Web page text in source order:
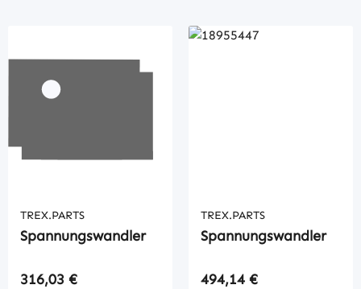
TREX.PARTS
Spannungswandler
Regulärer Preis:
316,03 €
TREX.PARTS
Spannungswandler
Regulärer Preis:
494,14 €